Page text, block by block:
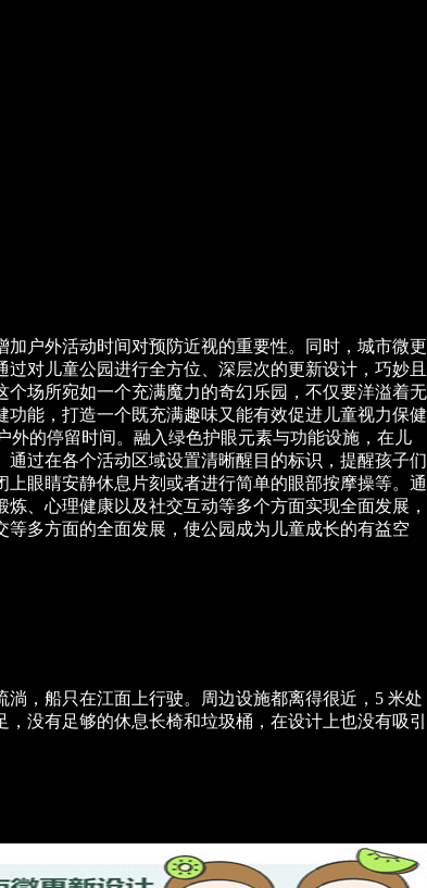
户外活动时间对预防近视的重要性。同时，城市微更
对儿童公园进行全方位、深层次的更新设计，巧妙且
场所宛如一个充满魔力的奇幻乐园，不仅要洋溢着无
能，打造一个既充满趣味又能有效促进儿童视力保健
外的停留时间。融入绿色护眼元素与功能设施，在儿
过在各个活动区域设置清晰醒目的标识，提醒孩子们
眼睛安静休息片刻或者进行简单的眼部按摩操等。通
、心理健康以及社交互动等多个方面实现全面发展，
多方面的全面发展，使公园成为儿童成长的有益空
，船只在江面上行驶。周边设施都离得很近，5 米处
没有足够的休息长椅和垃圾桶，在设计上也没有吸引